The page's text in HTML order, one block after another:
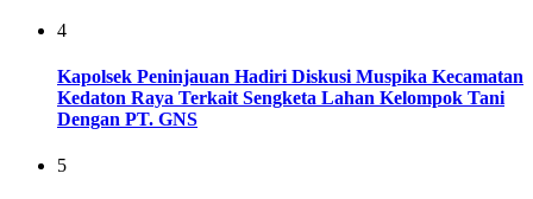
4
Kapolsek Peninjauan Hadiri Diskusi Muspika Kecamatan
Kedaton Raya Terkait Sengketa Lahan Kelompok Tani
Dengan PT. GNS
5